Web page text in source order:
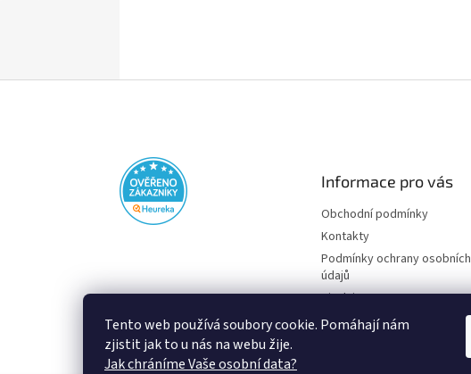
Tento web používá soubory cookie. Pomáhají nám
zjistit jak to u nás na webu žije.
Jak chráníme Vaše osobní data?
Informace pro vás
Obchodní podmínky
Kontakty
Podmínky ochrany osobních
údajů
Disclaimer